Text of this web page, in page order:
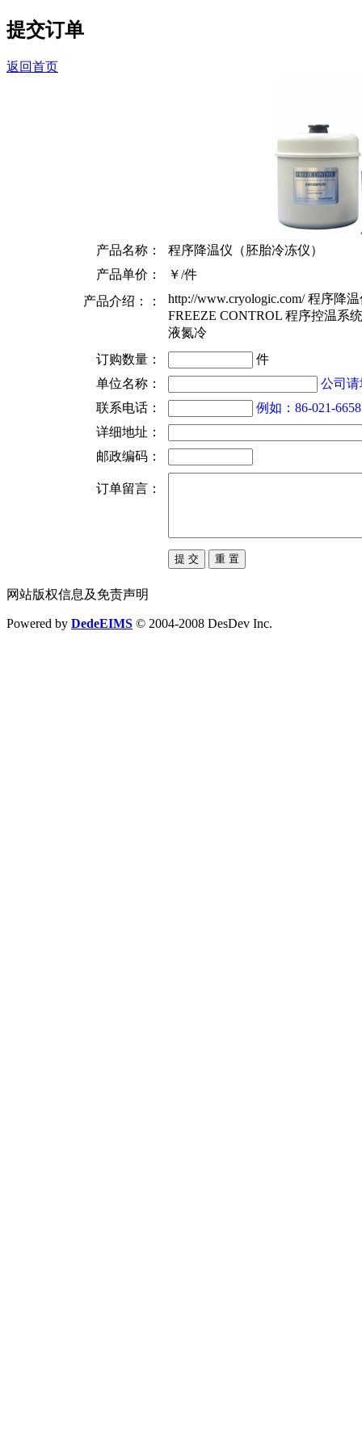
提交订单
返回首页
产品名称：
程序降温仪（胚胎冷冻仪）
产品单价：
￥/件
产品介绍：：
http://www.cryologic.com/ 程序降
FREEZE CONTROL 程序控温系
液氮冷
订购数量：
件
单位名称：
公司
联系电话：
例如：86-021-
详细地址：
邮政编码：
订单留言：
网站版权信息及免责声明
Powered by DedeEIMS © 2004-2008 DesDev Inc.